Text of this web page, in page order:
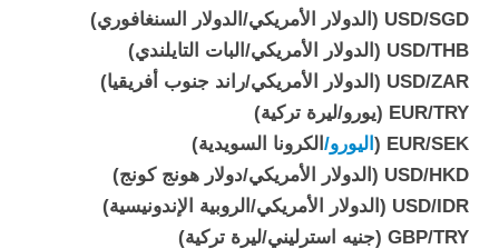
USD/SGD (الدولار الأمريكي/الدولار السنغافوري)
USD/THB (الدولار الأمريكي/البات التايلندي)
USD/ZAR (الدولار الأمريكي/راند جنوب أفريقيا)
EUR/TRY (يورو/ليرة تركية)
EUR/SEK (
اليورو/الكرونا السويدية)
USD/HKD (الدولار الأمريكي/دولار هونج كونج)
USD/IDR (الدولار الأمريكي/الروبية الإندونيسية)
GBP/TRY (جنيه استرليني/ليرة تركية)